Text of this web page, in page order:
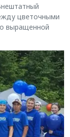
цветочными
выращенной